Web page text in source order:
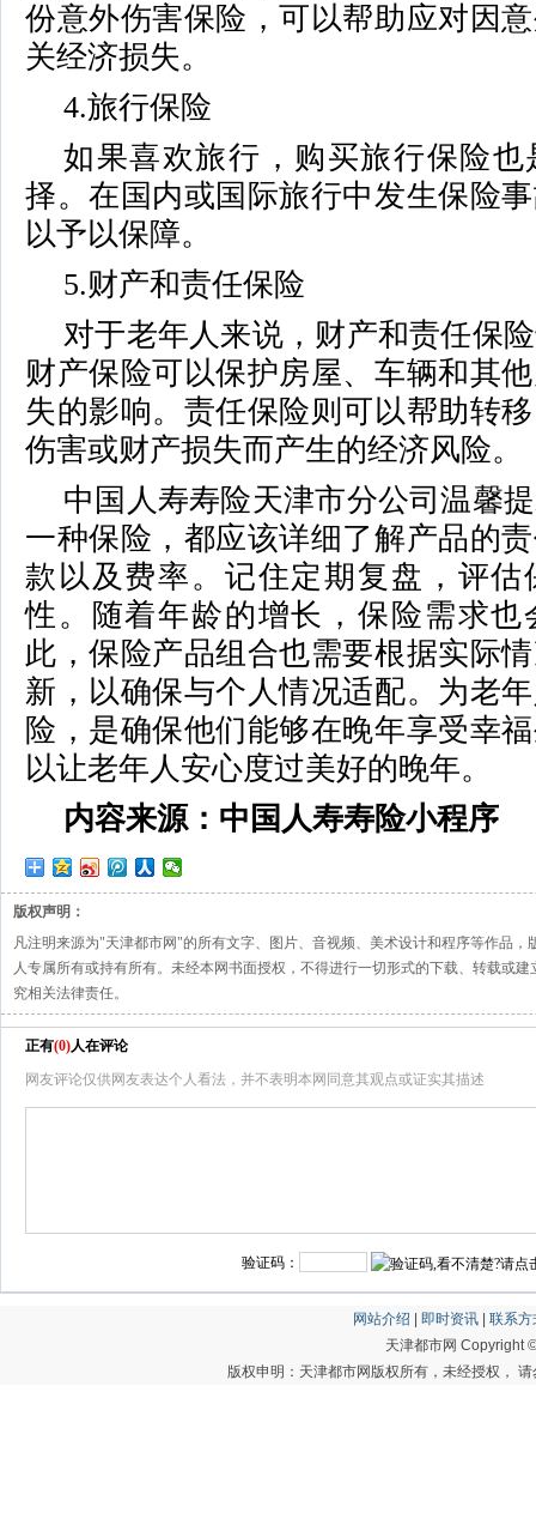
份意外伤害保险，可以帮助应对因
关经济损失。
4.旅行保险
如果喜欢旅行，购买旅行保险也
择。在国内或国际旅行中发生保险
以予以保障。
5.财产和责任保险
对于老年人来说，财产和责任保
财产保险可以保护房屋、车辆和其
失的影响。责任保险则可以帮助转
伤害或财产损失而产生的经济风险。
中国人寿寿险天津市分公司温馨
一种保险，都应该详细了解产品的
款以及费率。记住定期复盘，评估
性。随着年龄的增长，保险需求也
此，保险产品组合也需要根据实际
新，以确保与个人情况适配。为老
险，是确保他们能够在晚年享受幸
以让老年人安心度过美好的晚年。
内容来源：中国人寿寿险小程序
版权声明：
凡注明来源为"天津都市网"的所有文字、图片、音视频、美术设计和程序等作品，
人专属所有或持有所有。未经本网书面授权，不得进行一切形式的下载、转载或
究相关法律责任。
正有(0)人在评论
网友评论仅供网友表达个人看法，并不表明本网同意其观点或证实其描述
验证码：
网站介绍 即时资讯
联系方
天津都市网 Copyright
版权申明：天津都市网版权所有，未经授权，